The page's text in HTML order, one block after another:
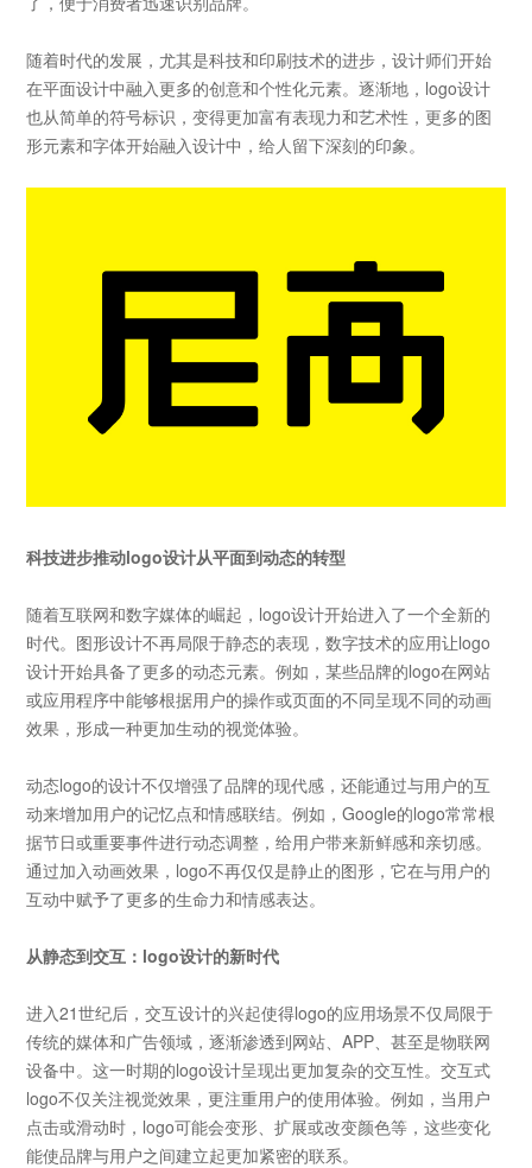
随着时代的发展，尤其是科技和印刷技术的进步，设计师们开始
在平面设计中融入更多的创意和个性化元素。逐渐地， logo设计
也从简单的符号标识，变得更加富有表现力和艺术性，更多的图
形元素和字体开始融入设计中，给人留下深刻的印象。
科技进步推动logo设计从平面到动态的转型
随着互联网和数字媒体的崛起， logo设计开始进入了一个全新的
时代。图形设计不再局限于静态的表现，数字技术的应用让logo
设计开始具备了更多的动态元素。例如，某些品牌的logo在网站
或应用程序中能够根据用户的操作或页面的不同呈现不同的动画
效果，形成一种更加生动的视觉体验。
动态logo的设计不仅增强了品牌的现代感，还能通过与用户的互
动来增加用户的记忆点和情感联结。例如，Google的logo常常根
据节日或重要事件进行动态调整，给用户带来新鲜感和亲切感。
通过加入动画效果， logo不再仅仅是静止的图形，它在与用户的
互动中赋予了更多的生命力和情感表达。
从静态到交互： logo设计的新时代
进入21世纪后，交互设计的兴起使得logo的应用场景不仅局限于
传统的媒体和广告领域，逐渐渗透到网站、APP 、甚至是物联网
设备中。这一时期的logo设计呈现出更加复杂的交互性。交互式
logo不仅关注视觉效果，更注重用户的使用体验。例如，当用户
点击或滑动时， logo可能会变形、扩展或改变颜色等，这些变化
能使品牌与用户之间建立起更加紧密的联系。